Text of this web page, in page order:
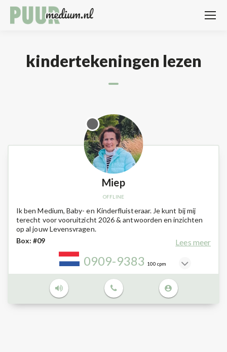
kindertekeningen lezen
Miep
Ik ben Medium, Baby- en Kinderfluisteraar. Je kunt bij mij
terecht voor vooruitzicht 2026 & antwoorden en inzichten
op al jouw Levensvragen.
Box: #09
Lees meer
0909-9383 100 cpm